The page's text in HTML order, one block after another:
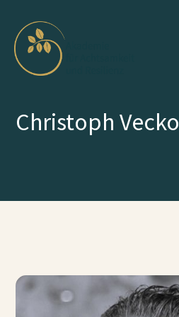
Christoph Vecko